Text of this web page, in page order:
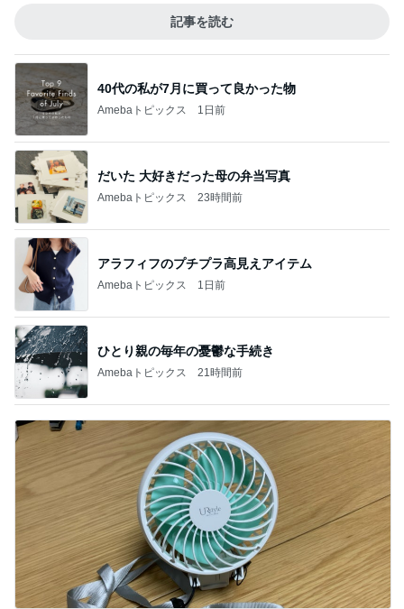
記事を読む
40代の私が7月に買って良かった物
Amebaトピックス 1日前
だいた 大好きだった母の弁当写真
Amebaトピックス 23時間前
アラフィフのプチプラ高見えアイテム
Amebaトピックス 1日前
ひとり親の毎年の憂鬱な手続き
Amebaトピックス 21時間前